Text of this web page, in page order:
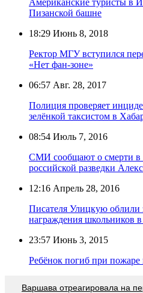
Пизанской башне
18:29 Июнь 8, 2018
Ректор МГУ вступился
«Нет фан-зоне»
06:57 Авг. 28, 2017
Полиция проверяет
зелёнкой таксистом в
08:54 Июль 7, 2016
СМИ сообщают о смерти
российской разведки
12:16 Апрель 28, 2016
Писателя Улицкую облили
награждения школьников
23:57 Июнь 3, 2015
Ребёнок погиб при
Варшава отреагировала на